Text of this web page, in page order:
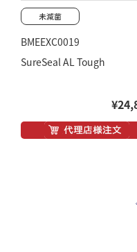
BMEEXC0019
SureSeal AL Tough